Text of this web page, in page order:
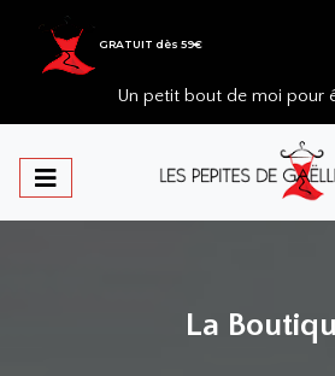
GRATUIT dès 59€
Un petit bout de moi pour
La